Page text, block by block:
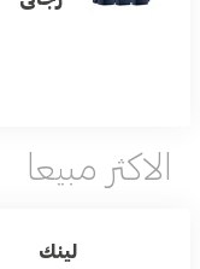
الاكثر مبيعا
لينك